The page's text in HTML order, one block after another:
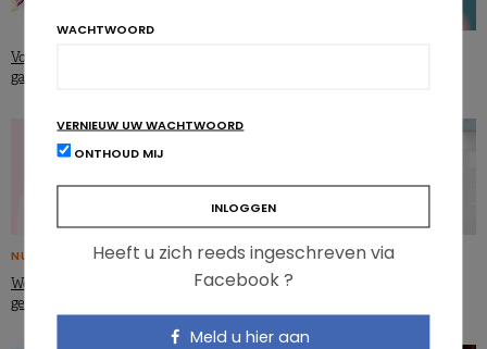
Voedingsaanbevelingen: Duitsland
gaat voor meer plantaardig
NUTRIGRAPHICS
Welke voeding voor de mentale
gezondheid?
Voeding en mentale gezondheid
WACHTWOORD
VERNIEUW UW WACHTWOORD
ONTHOUD MIJ
Heeft u zich reeds ingeschreven via
Facebook ?
Meld u hier aan